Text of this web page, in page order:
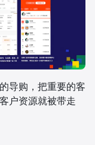
导购，把重要的客
户资源就被带走